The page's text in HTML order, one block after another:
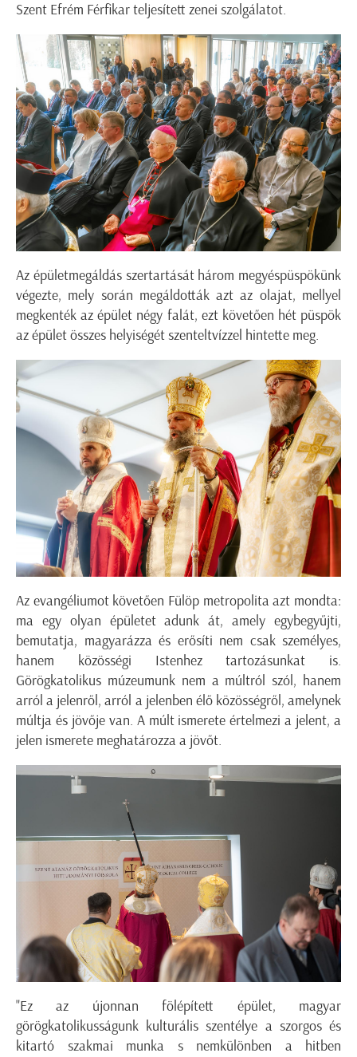
Szent Efrém Férfikar teljesített zenei szolgálatot.
Az épületmegáldás szertartását három megyéspüspökünk
végezte, mely során megáldották azt az olajat, mellyel
megkenték az épület négy falát, ezt követően hét püspök
az épület összes helyiségét szenteltvízzel hintette meg.
Az evangéliumot követően Fülöp metropolita azt mondta:
ma egy olyan épületet adunk át, amely egybegyűjti,
bemutatja, magyarázza és erősíti nem csak személyes,
hanem közösségi Istenhez tartozásunkat is.
Görögkatolikus múzeumunk nem a múltról szól, hanem
arról a jelenről, arról a jelenben élő közösségről, amelynek
múltja és jövője van. A múlt ismerete értelmezi a jelent, a
jelen ismerete meghatározza a jövőt.
"Ez az újonnan fölépített épület, magyar
görögkatolikusságunk kulturális szentélye a szorgos és
kitartó szakmai munka s nemkülönben a hitben